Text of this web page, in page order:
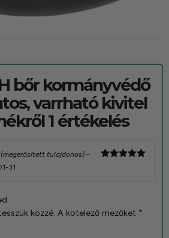
bőr kormányvédő
varrható kivitel
1 értékelés
(megerősített tulajdonos) –
31
közzé. A kötelező mezőket *